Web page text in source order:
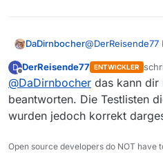
DaDirnbocher@DerReisende77
verschiedene
Wenn die
“alten”
dargestellt.
Ticket.
D
Offline
DerReisende77 ENTWICKLER
@DaDirnbocher das kann dir
beantworten. Die Testlisten
wurden jedoch korrekt
Open source developers do NOT have